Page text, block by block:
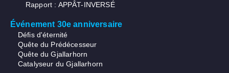
Rapport : APPÂT-INVERSÉ
Événement 30e anniversaire
Défis d'éternité
Quête du Prédécesseur
Quête du Gjallarhorn
Catalyseur du Gjallarhorn